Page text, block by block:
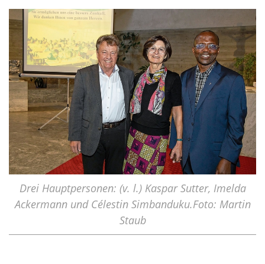
Drei Hauptpersonen: (v. l.) Kaspar Sutter, Imelda
Ackermann und Célestin Simbanduku.Foto: Martin
Staub